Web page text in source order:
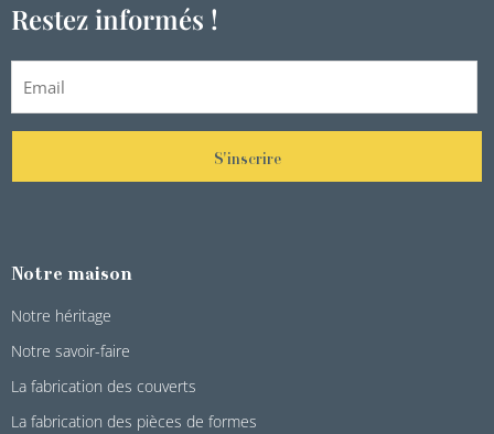
Restez informés !
S'inscrire
Notre maison
Notre héritage
Notre savoir-faire
La fabrication des couverts
La fabrication des pièces de formes